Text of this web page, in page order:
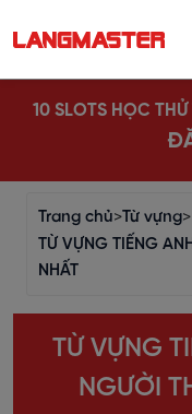
10 SLOTS HỌC
Trang chủ>Từ vựng>
TỪ VỰNG TIẾNG
NHẤT
TỪ VỰNG
NGƯỜI